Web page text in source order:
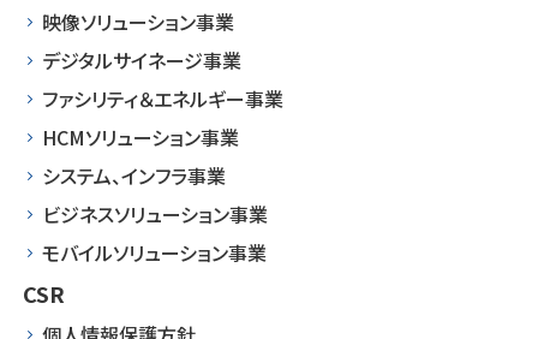
映像ソリューション事業
デジタルサイネージ事業
ファシリティ＆エネルギー事業
HCMソリューション事業
システム、インフラ事業
ビジネスソリューション事業
モバイルソリューション事業
CSR